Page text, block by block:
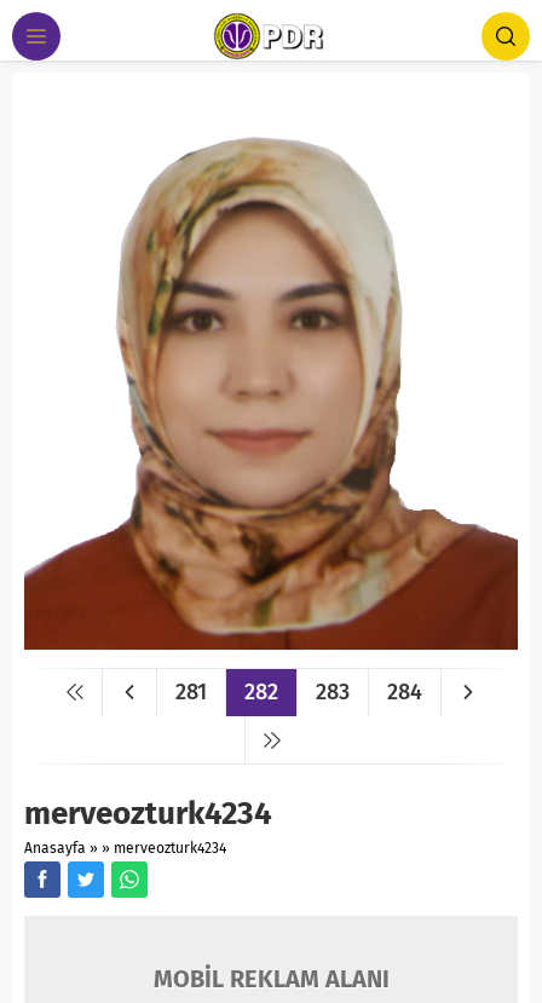
281 282 283 284
merveozturk4234
Anasayfa » » merveozturk4234
MOBİL REKLAM ALANI